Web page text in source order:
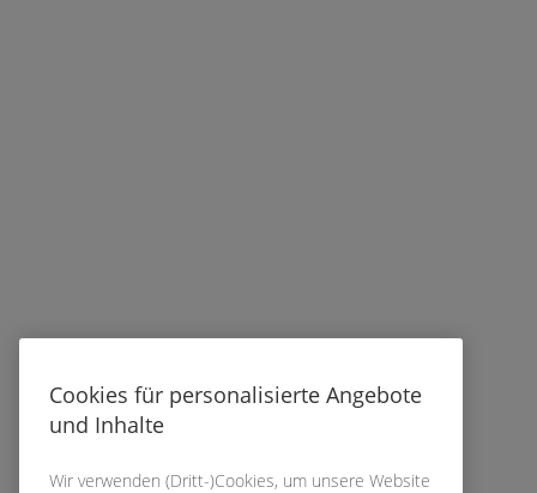
Cookies für personalisierte Angebote
und Inhalte
Wir verwenden (Dritt-)Cookies, um unsere Website